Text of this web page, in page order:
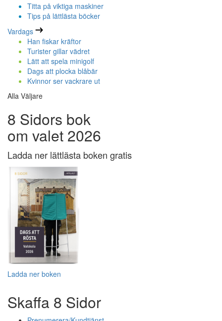
Titta på viktiga maskiner
Tips på lättlästa böcker
Vardags
Han fiskar kräftor
Turister gillar vädret
Lätt att spela minigolf
Dags att plocka blåbär
Kvinnor ser vackrare ut
Alla Väljare
8 Sidors bok
om valet 2026
Ladda ner lättlästa boken gratis
Ladda ner boken
Skaffa 8 Sidor